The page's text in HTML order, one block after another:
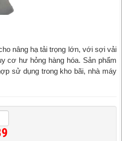
nâng hạ tải trọng lớn, với sợi vải
cơ hư hỏng hàng hóa. Sản phẩm
sử dụng trong kho bãi, nhà máy